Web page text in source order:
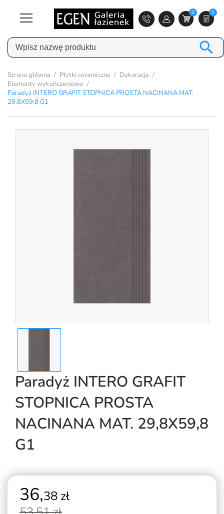
0 0

Strona główna Płytki ceramiczne
Dekoracje
Elementy wykończeniowe
Paradyż INTERO GRAFIT STOPNICA PROSTA NACINANA MAT.
29,8X59,8 G1
Paradyż INTERO GRAFIT
STOPNICA PROSTA
NACINANA MAT. 29,8X59,8
G1
36,38 zł